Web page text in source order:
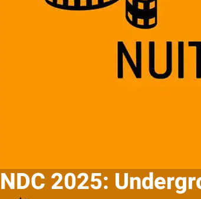
NDC 2025: